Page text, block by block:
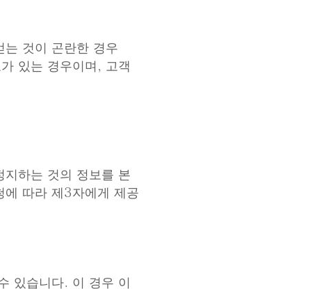
는 것이 곤란한 경우
있는 경우이며, 고객
하는 것의 정보를 본
에 따라 제3자에게 제공
있습니다. 이 경우 이